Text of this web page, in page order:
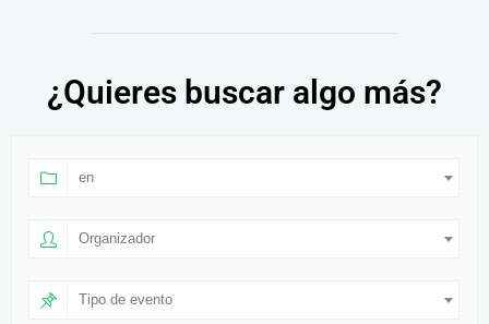
¿Quieres buscar algo más?
en
Organizador
Tipo de evento